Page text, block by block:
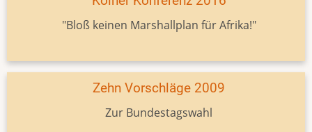
"Bloß keinen Marshallplan für Afrika!"
Zehn Vorschläge 2009
Zur Bundestagswahl